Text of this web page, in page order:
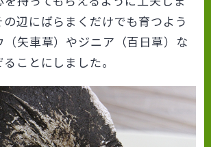
の辺にばらまくだけでも育つよう
（矢車草）やジニア（百日草）な
ことにしました。